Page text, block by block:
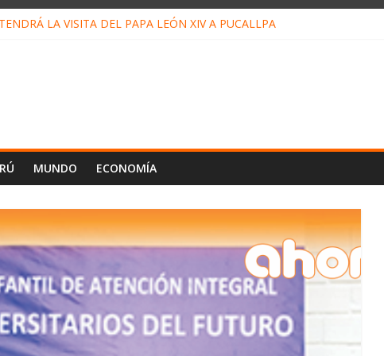
LA VISITA DEL PAPA LEÓN XIV A PUCALLPA
MUNDO ECONOMÍA